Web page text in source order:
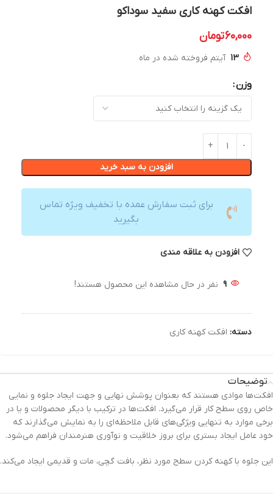
افکت کهنه کاری سفید سوداکو
60,000تومان
13 آیتم فروخته شده در ماه
وزن
افزودن به سبد خرید
برای ثبت سفارش عمده با تخفیف ویژه تماس
بگیرید
افزودن به علاقه مندی
9 نفر در حال مشاهده این محصول هستند!
دسته: افکت کهنه کاری
توضیحات
افکت‌ها موادی هستند که بعنوان پوشش نهایی و جهت ایجاد جلوه و نمایی
خاص روی سطح کار قرار می‌گیرد. افکت‌ها در ترکیب با دیگر محصولات و یا در
برخی موارد به تنهایی ویژگی‌های قابل ملاحظه‌ای را به نمایش می‌گذارند که
خود عامل ایجاد بستری برای بروز خلاقیت و نوآوری هنرمندان فراهم می‌شود.
این جلوه با کهنه کردن سطح مورد نظر، بافت گچی، مات و قدیمی ایجاد می‌کند.